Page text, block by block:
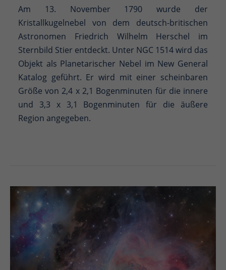
Am 13. November 1790 wurde der
Kristallkugelnebel von dem deutsch-britischen
Astronomen Friedrich Wilhelm Herschel im
Sternbild Stier entdeckt. Unter NGC 1514 wird das
Objekt als Planetarischer Nebel im New General
Katalog geführt. Er wird mit einer scheinbaren
Größe von 2,4 x 2,1 Bogenminuten für die innere
und 3,3 x 3,1 Bogenminuten für die äußere
Region angegeben.